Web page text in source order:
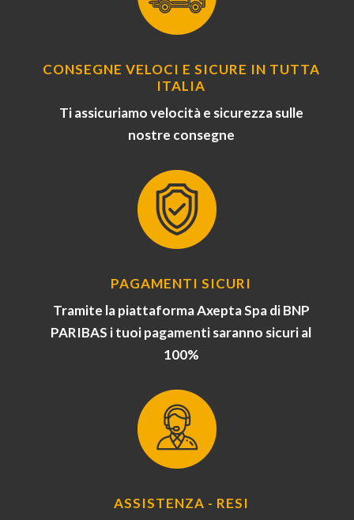
CONSEGNE VELOCI E SICURE IN TUTTA
ITALIA
Ti assicuriamo velocità e sicurezza sulle
nostre consegne
PAGAMENTI SICURI
Tramite la piattaforma Axepta Spa di BNP
PARIBAS i tuoi pagamenti saranno sicuri al
100%
ASSISTENZA - RESI